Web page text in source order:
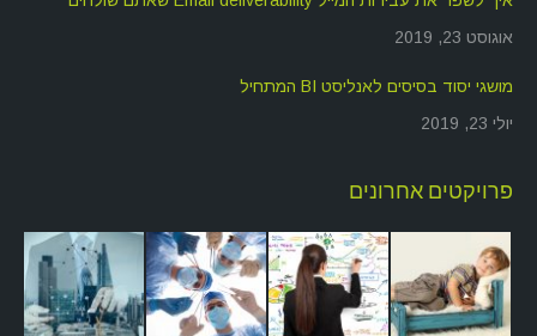
אוגוסט 23, 2019
מושגי יסוד בסיסים לאנליסט BI המתחיל
יולי 23, 2019
פרויקטים אחרונים